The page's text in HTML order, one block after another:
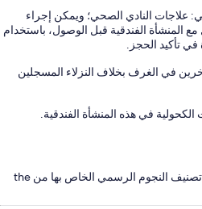
علاجات النادي الصحي؛ ويمكن إجراء
المنشأة الفندقية قبل الوصول، باستخدام
في تأكيد الحجز.
في الغرف بخلاف النزلاء المسجلين
في هذه المنشأة الفندقية.
حصلت هذه المنشأة على تصنيف النجوم الرسمي الخاص بها من the